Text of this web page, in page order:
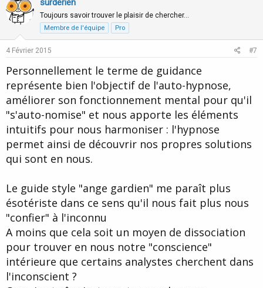
o
n
s
o
t
e
n
o
e
surderien
Toujours savoir trouver le plaisir de chercher…
Membre de l'équipe Pro
4 Février 2015 #7
Personnellement le terme de guidance
représente bien l'objectif de l'auto-hypnose,
améliorer son fonctionnement mental pour qu'il
"s'auto-nomise" et nous apporte les éléments
intuitifs pour nous harmoniser : l'hypnose
permet ainsi de découvrir nos propres solutions
qui sont en nous.
Le guide style "ange gardien" me paraît plus
ésotériste dans ce sens qu'il nous fait plus nous
"confier" à l'inconnu
A moins que cela soit un moyen de dissociation
pour trouver en nous notre "conscience"
intérieure que certains analystes cherchent dans
l'inconscient ?